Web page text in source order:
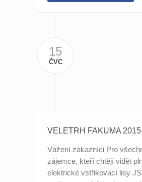
15
ČVC
VELETRH FAKUMA 2015
Vážení zákazníci Pro
zájemce, kteří chtějí vidět
elektrické vstřikovací lisy